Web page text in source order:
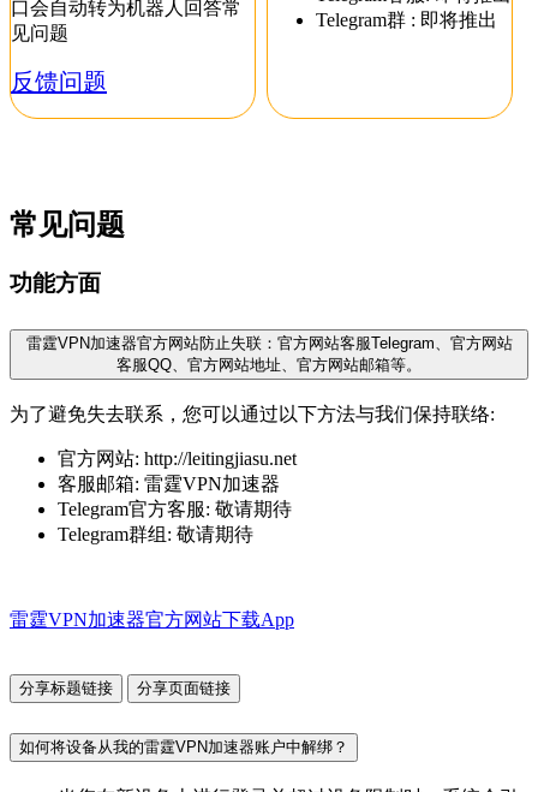
口会自动转为机器人回答常
见问题
反馈问题
Telegram群 : 即将推出
常见问题
功能方面
雷霆VPN加速器官方网站防止失联：官方网站客服Telegram、官方网站
客服QQ、官方网站地址、官方网站邮箱等。
为了避免失去联系，您可以通过以下方法与我们保持联络:
官方网站: http://leitingjiasu.net
客服邮箱: 雷霆VPN加速器
Telegram官方客服: 敬请期待
Telegram群组: 敬请期待
雷霆VPN加速器官方网站下载App
分享标题链接 分享页面链接
如何将设备从我的雷霆VPN加速器账户中解绑？